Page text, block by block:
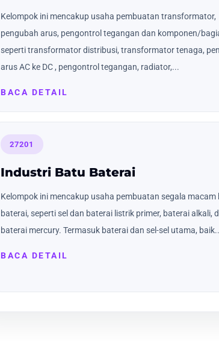
Kelompok ini mencakup usaha pembuatan transformator,
pengubah arus, pengontrol tegangan dan komponen/
seperti transformator distribusi, transformator tenaga,
arus AC ke DC , pengontrol tegangan, radiator,...
BACA DETAIL
27201
Industri Batu Baterai
Kelompok ini mencakup usaha pembuatan segala macam
baterai, seperti sel dan baterai listrik primer, baterai alkali,
baterai mercury. Termasuk baterai dan sel-sel utama,
BACA DETAIL